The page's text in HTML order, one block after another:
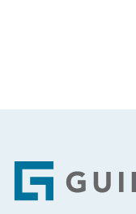
Footer